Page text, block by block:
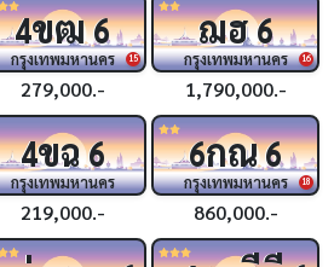
15
4ขฒ6
กรุงเทพมหานคร
279,000.-
16
ฌฮ6
กรุงเทพมหานคร
1,790,000.-
4ขฉ6
กรุงเทพมหานคร
219,000.-
18
6กณ6
กรุงเทพมหานคร
860,000.-